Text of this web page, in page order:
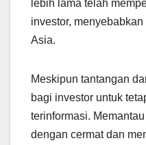
lebih lama telah
investor,
Asia.
Meskipun tantangan
bagi investor untuk
terinformasi.
dengan cermat dan